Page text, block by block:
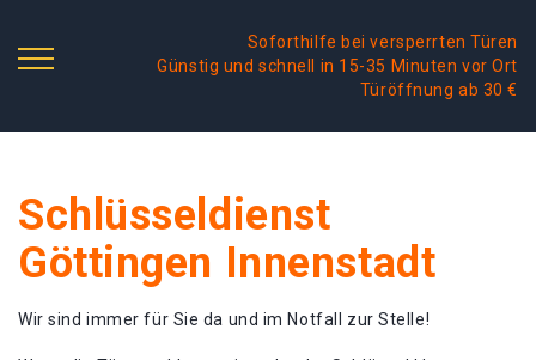
Soforthilfe bei versperrten Türen
Günstig und schnell in 15-35 Minuten vor Ort
Türöffnung ab 30 €
Schlüsseldienst
Göttingen Innenstadt
Wir sind immer für Sie da und im Notfall zur Stelle!